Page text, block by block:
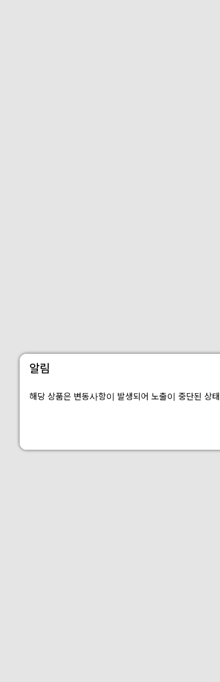
알림
해당 상품은 변동사항이 발생되어 노출이 중단된 상